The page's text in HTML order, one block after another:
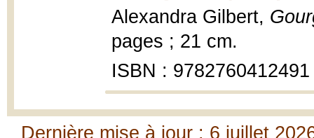
Alexandra Gilbert,
pages ; 21 cm.
ISBN : 9782760412491
Dernière mise à jour : 6 juillet